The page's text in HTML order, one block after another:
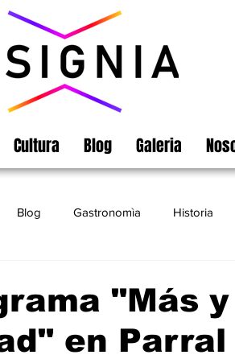
Cultura Blog Galeria
Blog Gastronomìa Historia
"Más
en Parral